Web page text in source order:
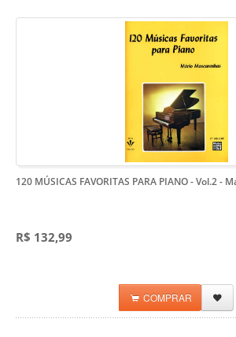
120 MÚSICAS FAVORITAS PARA PIANO - Vol.2 -
R$ 132,99
COMPRAR